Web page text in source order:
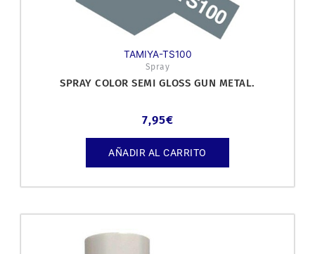
TAMIYA-TS100
Spray
SPRAY COLOR SEMI GLOSS GUN METAL.
7,95€
AÑADIR AL CARRITO